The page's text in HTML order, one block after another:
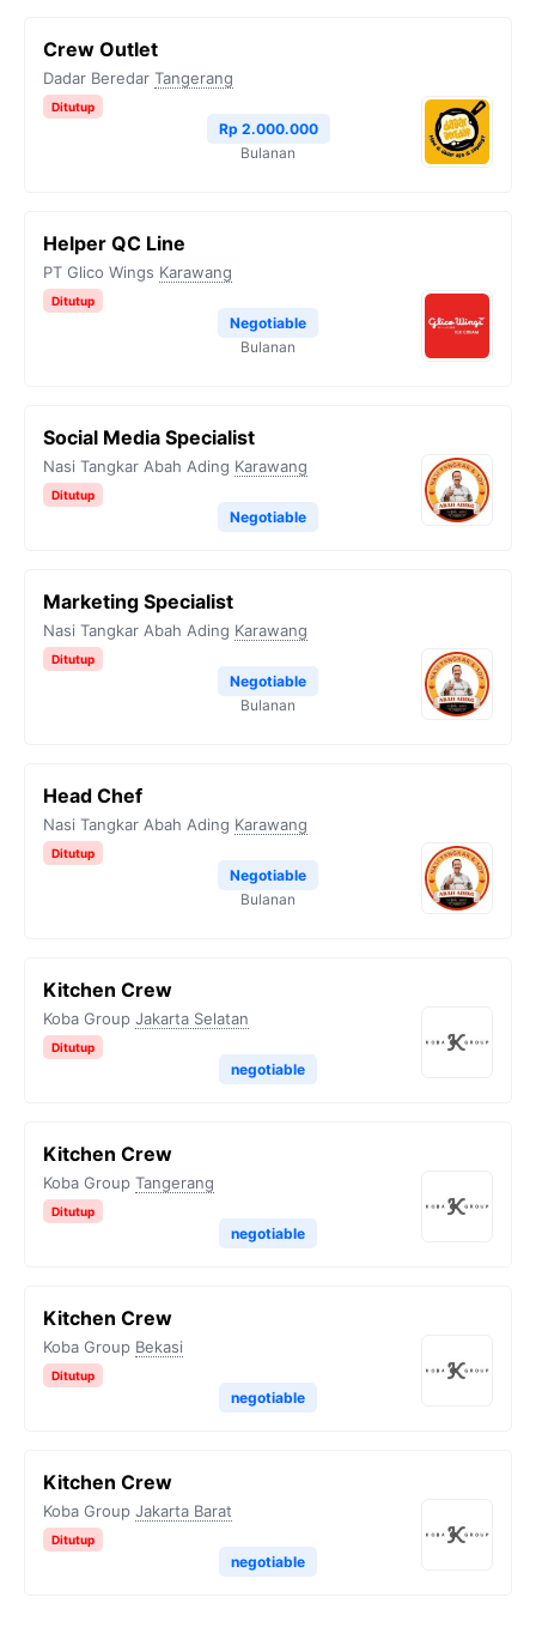
Crew Outlet
Dadar Beredar Tangerang
Ditutup
Rp 2.000.000
Bulanan
Helper QC Line
PT Glico Wings Karawang
Ditutup
Negotiable
Bulanan
Social Media Specialist
Nasi Tangkar Abah Ading Karawang
Ditutup
Negotiable
Marketing Specialist
Nasi Tangkar Abah Ading Karawang
Ditutup
Negotiable
Bulanan
Head Chef
Nasi Tangkar Abah Ading Karawang
Ditutup
Negotiable
Bulanan
Kitchen Crew
Koba Group Jakarta Selatan
Ditutup
negotiable
Kitchen Crew
Koba Group Tangerang
Ditutup
negotiable
Kitchen Crew
Koba Group Bekasi
Ditutup
negotiable
Kitchen Crew
Koba Group Jakarta Barat
Ditutup
negotiable